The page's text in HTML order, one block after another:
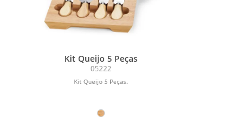
Kit Queijo 5 Peças
05222
Kit Queijo 5 Peças.